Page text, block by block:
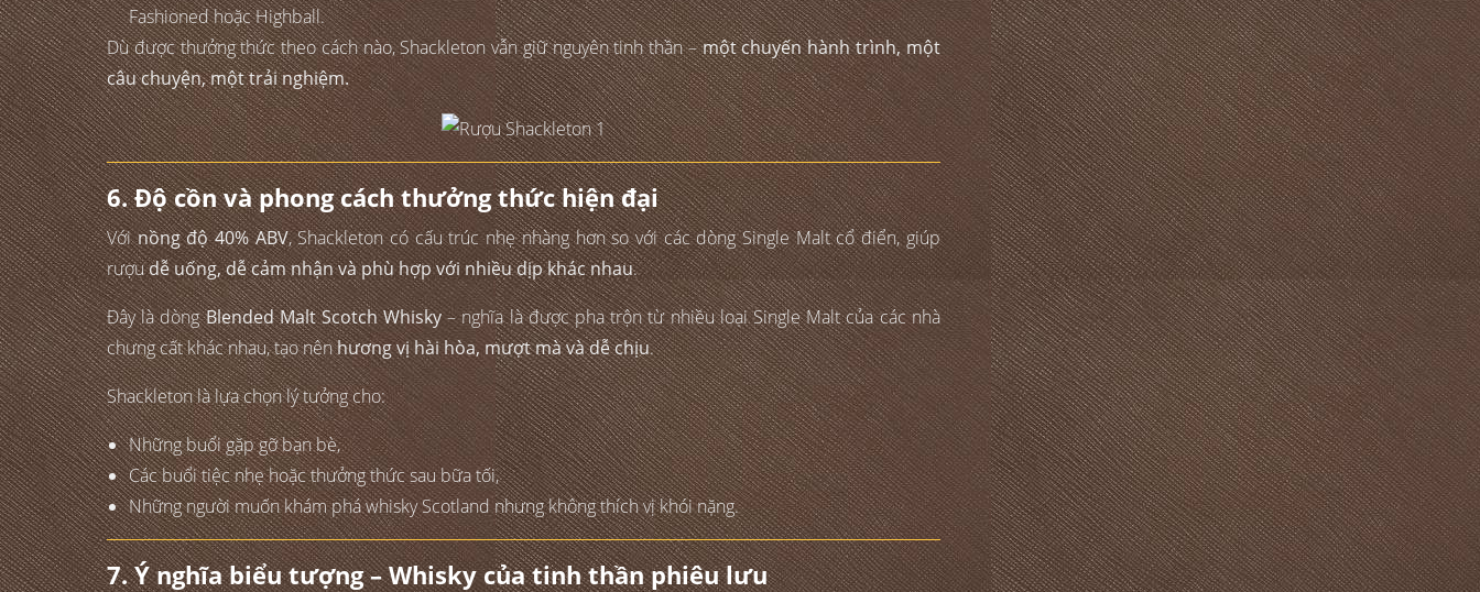
Fashioned hoặc Highball.
Dù được thưởng thức theo cách nào, Shackleton vẫn giữ nguyên tinh thần –một chuyến hành trình, một
câu chuyện, một trải nghiệm.
6. Độ cồn và phong cách thưởng thức hiện đại
Vớinồng độ 40% ABV, Shackleton có cấu trúc nhẹ nhàng hơn so với các dòng Single Malt cổ điển, giúp
rượudễ uống, dễ cảm nhận và phù hợp với nhiều dịp khác nhau.
Đây là dòngBlended Malt Scotch Whisky– nghĩa là được pha trộn từ nhiều loại Single Malt của các nhà
chưng cất khác nhau, tạo nênhương vị hài hòa, mượt mà và dễ chịu.
Shackleton là lựa chọn lý tưởng cho:
Những buổi gặp gỡ bạn bè,
Các buổi tiệc nhẹ hoặc thưởng thức sau bữa tối,
Những người muốn khám phá whisky Scotland nhưng không thích vị khói nặng.
7. Ý nghĩa biểu tượng – Whisky của tinh thần phiêu lưu